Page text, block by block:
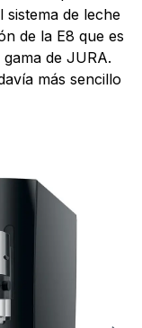
sistema de leche
de la E8 que es
de JURA.
más sencillo